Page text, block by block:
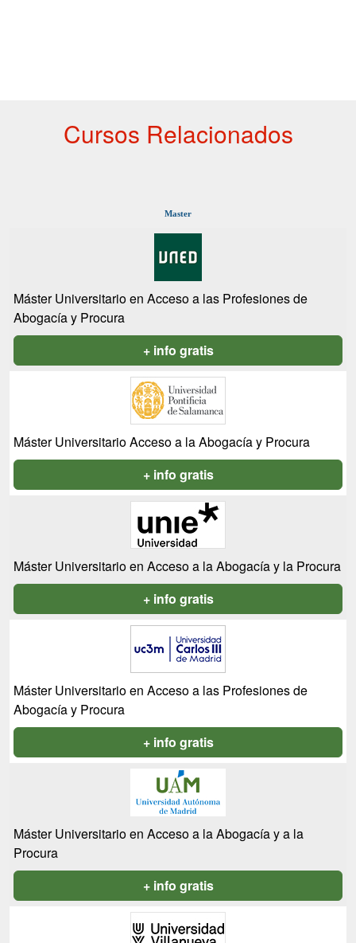
Cursos Relacionados
Master
Máster Universitario en Acceso a las Profesiones de
Abogacía y Procura
+ info gratis
Máster Universitario Acceso a la Abogacía y Procura
+ info gratis
Máster Universitario en Acceso a la Abogacía y la Procura
+ info gratis
Máster Universitario en Acceso a las Profesiones de
Abogacía y Procura
+ info gratis
Máster Universitario en Acceso a la Abogacía y a la
Procura
+ info gratis